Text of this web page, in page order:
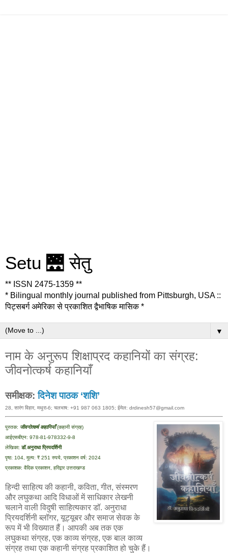
Setu 🌉 सेतु
** ISSN 2475-1359 **
* Bilingual monthly journal published from Pittsburgh, USA ::
पिट्सबर्ग अमेरिका से प्रकाशित द्वैभाषिक मासिक *
▼
नाम के अनुरूप शिक्षाप्रद कहानियों का संग्रह:
जीवनोत्कर्ष कहानियाँ
समीक्षक:दिनेश पाठक ‘शशि’
28, सारंग विहार, मथुरा-6; चलभाष: +91 987 063 1805; ईमेल: drdinesh57@gmail.com
पुस्तक: जीवनोत्कर्ष कहानियाँ(कहानी संग्रह)
आईएसबीएन: 978-81-978332-9-8
लेखिका: डॉ.अनुराधा प्रियदर्शिनी
पृष्ठ: 104, मूल्य: ₹ 251 रुपये, प्रकाशन वर्ष: 2024
प्रकाशक: वैदिक प्रकाशन, हरिद्वार उत्तराखण्ड
हिन्दी साहित्य की कहानी, कविता, गीत, संस्मरण
और लघुकथा आदि विधाओं में साधिकार लेखनी
चलाने वाली विदुषी साहित्यकार डॉ. अनुराधा
प्रियदर्शिनी ब्लॉगर, यूट्यूबर और समाज सेवक के
रूप में भी विख्यात हैं। आपकी अब तक एक
लघुकथा संग्रह, एक काव्य संग्रह, एक बाल काव्य
संग्रह तथा एक कहानी संग्रह प्रकाशित हो चुके हैं।